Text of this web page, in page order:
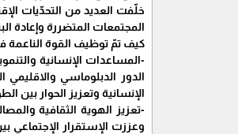
خلّفت العديد من التحدّيات
المجتمعات المتضررة وإعادة
كيف تمّ توظيف القوة الناعمة في
الدور الدبلوماسي والاقليمي
الإنسانية وتعزيز الحوار بين
-تعزيز الهوية الثقافية
وعززت الإستقرار الإجتماعي